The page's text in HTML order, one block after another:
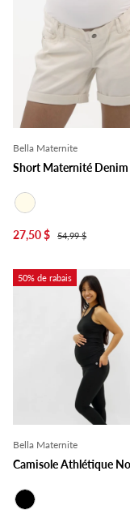
Bella Maternite
Short Maternité
27,50 $
54,99 $
50% de rabais
Bella Maternite
Camisole Athlétique